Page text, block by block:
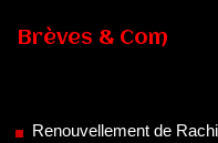
Brèves & Com
05/08/2026